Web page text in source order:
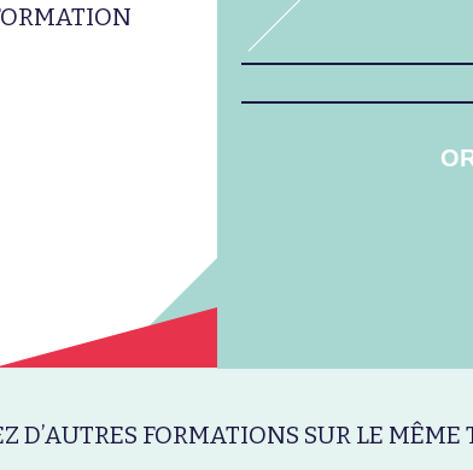
D’AUTRES FORMATIONS SUR LE MÊME